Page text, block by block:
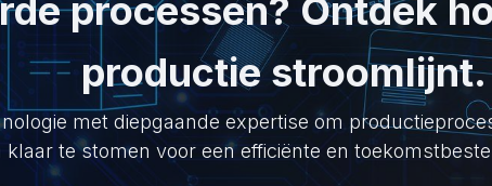
processen? Ontdek
productie
met diepgaande expertise om
klaar te stomen voor een efficiënte en